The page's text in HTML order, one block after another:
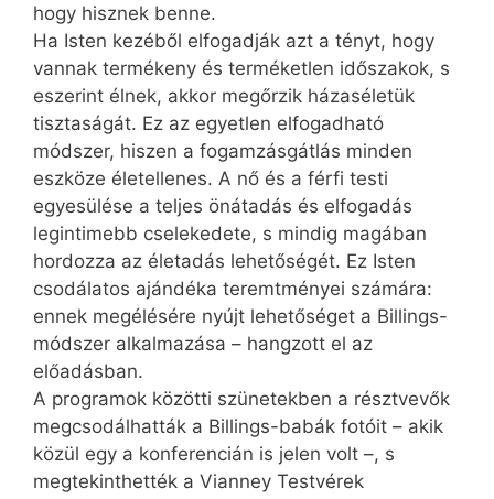
hogy hisznek benne.
Ha Isten kezéből elfogadják azt a tényt, hogy
vannak termékeny és terméketlen időszakok, s
eszerint élnek, akkor megőrzik házaséletük
tisztaságát. Ez az egyetlen elfogadható
módszer, hiszen a fogamzásgátlás minden
eszköze életellenes. A nő és a férfi testi
egyesülése a teljes önátadás és elfogadás
legintimebb cselekedete, s mindig magában
hordozza az életadás lehetőségét. Ez Isten
csodálatos ajándéka teremtményei számára:
ennek megélésére nyújt lehetőséget a Billings-
módszer alkalmazása – hangzott el az
előadásban.
A programok közötti szünetekben a résztvevők
megcsodálhatták a Billings-babák fotóit – akik
közül egy a konferencián is jelen volt –, s
megtekinthették a Vianney Testvérek